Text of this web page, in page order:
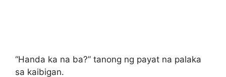
“Handa ka na ba?” tanong ng payat na palaka
sa kaibigan.